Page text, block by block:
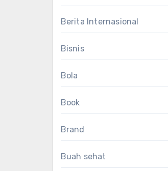
Berita Internasional
Bisnis
Bola
Book
Brand
Buah sehat